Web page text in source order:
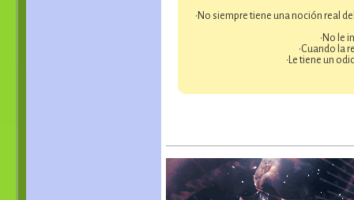
•No siempre tiene una noción real
•No le
•Cuando la
•Le tiene un